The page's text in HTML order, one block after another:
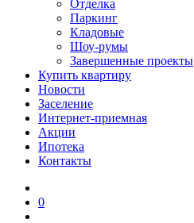
Отделка
Паркинг
Кладовые
Шоу-румы
Завершенные проекты
Купить квартиру
Новости
Заселение
Интернет-приемная
Акции
Ипотека
Контакты
0